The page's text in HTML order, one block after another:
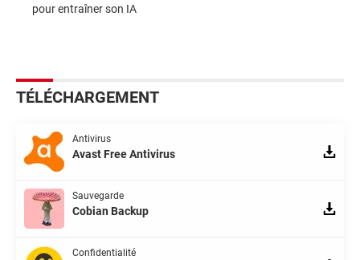
pour entraîner son IA
TÉLÉCHARGEMENT
Antivirus
Avast Free Antivirus
Sauvegarde
Cobian Backup
Confidentialité